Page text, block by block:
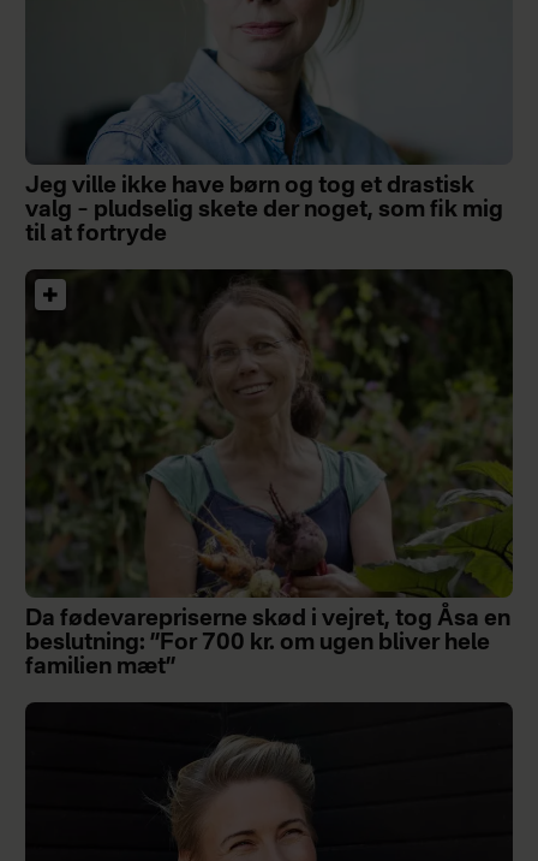
Jeg ville ikke have børn og tog et drastisk
valg – pludselig skete der noget, som fik mig
til at fortryde
Da fødevarepriserne skød i vejret, tog Åsa en
beslutning: ”For 700 kr. om ugen bliver hele
familien mæt”